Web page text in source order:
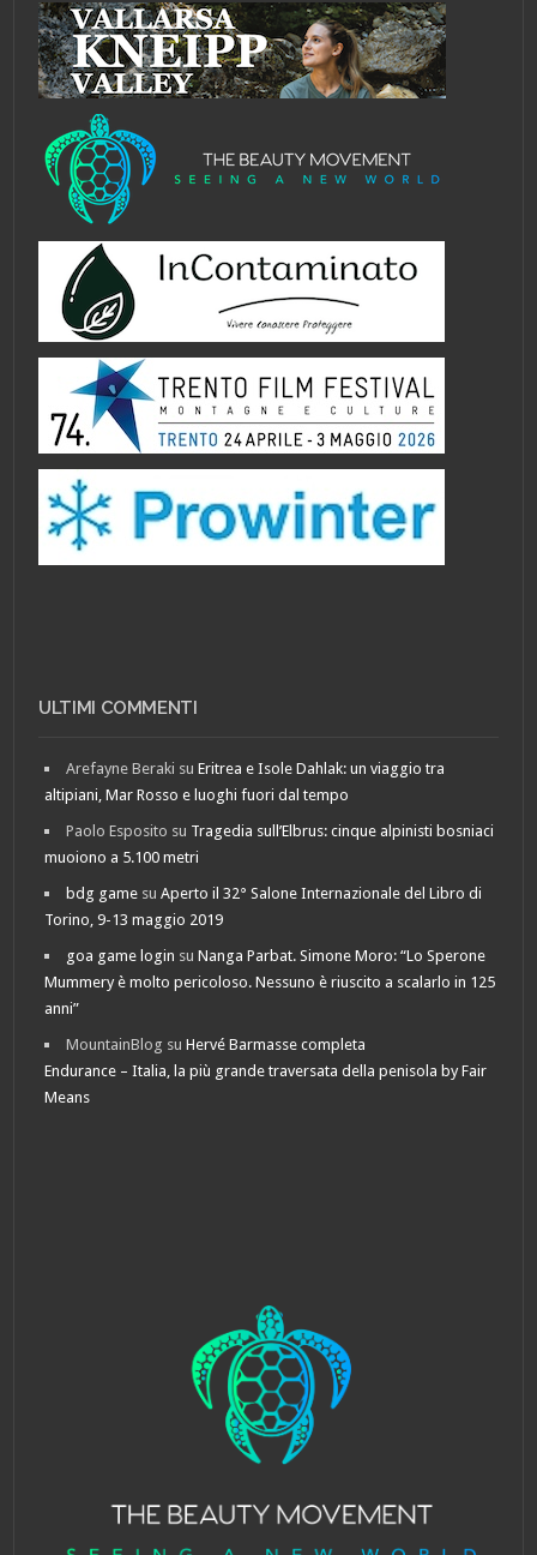
ULTIMI COMMENTI
Arefayne Beraki suEritrea e Isole Dahlak: un viaggio tra
altipiani, Mar Rosso e luoghi fuori dal tempo
Paolo Esposito su Tragedia sull’Elbrus: cinque alpinisti bosniaci
muoiono a 5.100 metri
bdg game suAperto il 32° Salone Internazionale del Libro di
Torino, 9-13 maggio 2019
goa game login suNanga Parbat. Simone Moro: “Lo Sperone
Mummery è molto pericoloso. Nessuno è riuscito a scalarlo in 125
anni”
MountainBlog suHervé Barmasse completa
Endurance – Italia, la più grande traversata della penisola by Fair
Means